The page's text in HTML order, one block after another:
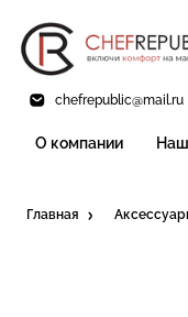
chefrepublic@mail.ru
О компании
Главная